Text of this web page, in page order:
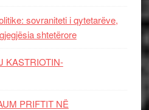
sovraniteti i qytetarëve,
shtetërore
KASTRIOTIN-
PRIFTIT NË